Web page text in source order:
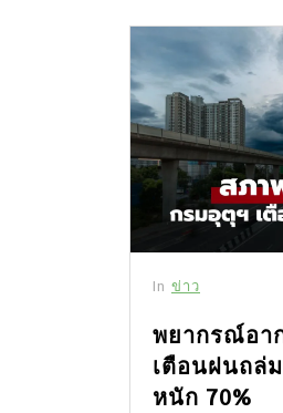
In ข่าว
พยากรณ์อา
เตือนฝนถล่
หนัก 70%